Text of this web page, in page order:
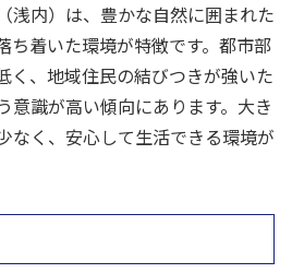
浅内）は、豊かな自然に囲まれた
ち着いた環境が特徴です。都市部
く、地域住民の結びつきが強いた
意識が高い傾向にあります。大き
なく、安心して生活できる環境が